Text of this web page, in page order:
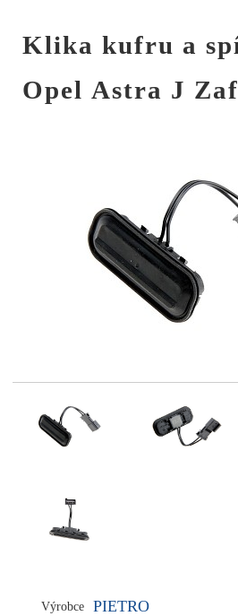
Klika kufru a
Opel Astra J
Výrobce PIETRO